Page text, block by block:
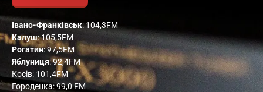
Івано-Франківськ: 104,3FM
Калуш: 105,5FM
Рогатин: 97,5FM
Яблуниця: 92,4FM
Косів: 101,4FM
Городенка: 99,0 FM